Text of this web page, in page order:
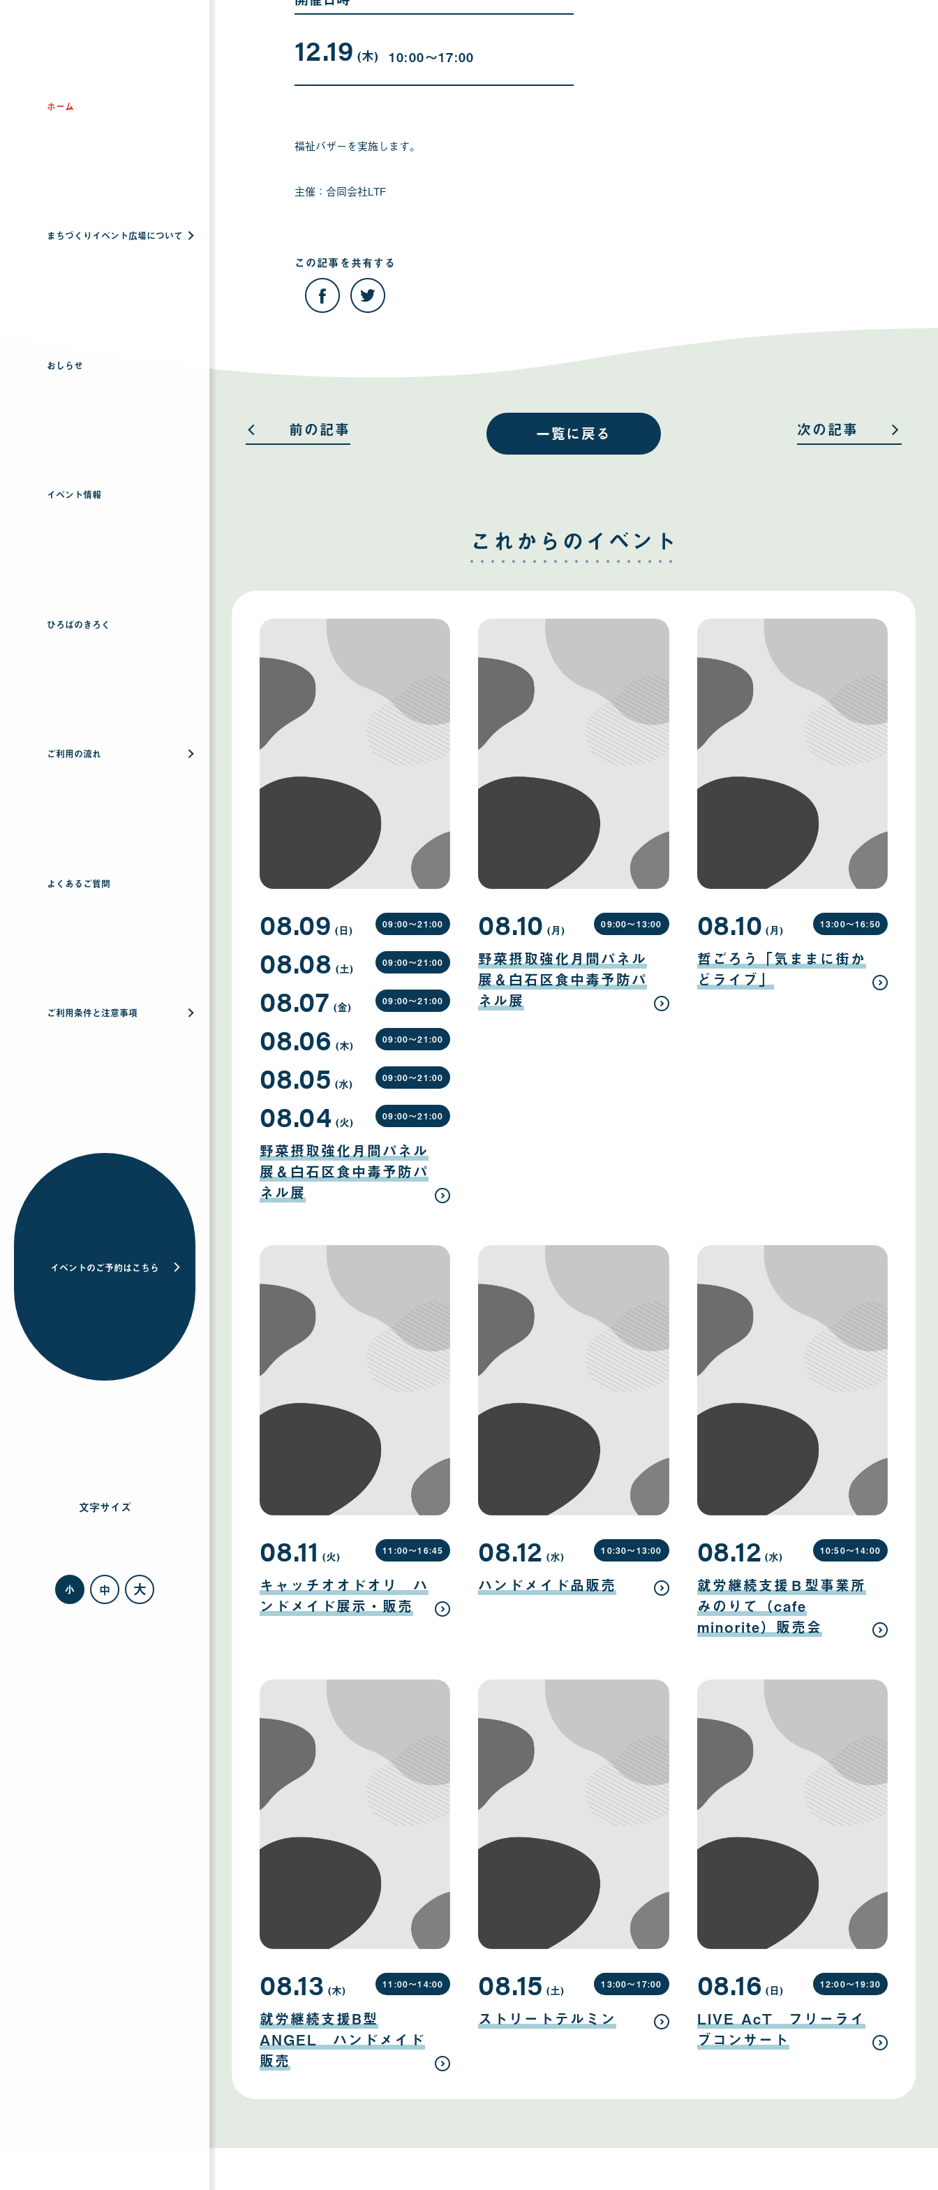
ホーム
まちづくりイベント広場について
おしらせ
イベント情報
ひろばのきろく
ご利用の流れ
よくあるご質問
ご利用条件と注意事項
イベントのご予約はこちら
文字サイズを
小 中 大
12.19 月
19
日
(木日
) 10:00〜17:00
福祉バザーを実施します。
主催：合同会社LTF
この記事を共有する
の
記
す す
一覧に戻る
前の記事 次の記事
これからのイベント
野菜摂取強化月間パネル
展＆白石区食中毒予防パ
ネル展
08.04
月
04
日
(火曜
日
) 09:00〜21:00
08.05
月
05
日
(水曜
日
) 09:00〜21:00
08.06
月
06
日
(木曜
日
) 09:00〜21:00
08.07
月
07
日
(金曜
日
) 09:00〜21:00
08.08
月
08
日
(土曜
日
) 09:00〜21:00
08.09
月
09
日
(日曜
日
) 09:00〜21:00
野菜摂取強化月間パネル
展＆白石区食中毒予防パ
ネル展
08.10
月
10
日
(月曜
日
) 09:00〜13:00
哲ごろう「気ままに街か
どライブ」
08.10
月
10
日
(月曜
日
) 13:00〜16:50
キャッチオオドオリ ハ
ンドメイド展示・販売
08.11
月
11
日
(火曜
日
) 11:00〜16:45
ハンドメイド品販売
08.12
月
12
日
(水曜
日
) 10:30〜13:00
就労継続支援Ｂ型事業所
みのりて（cafe
minorite）販売会
08.12
月
12
日
(水曜
日
) 10:50〜14:00
就労継続支援B型
ANGEL ハンドメイド
販売
08.13
月
13
日
(木曜
日
) 11:00〜14:00
ストリートテルミン
08.15
月
15
日
(土曜
日
) 13:00〜17:00
LIVE AcT フリーライ
ブコンサート
08.16
月
16
日
(日曜
日
) 12:00〜19:30